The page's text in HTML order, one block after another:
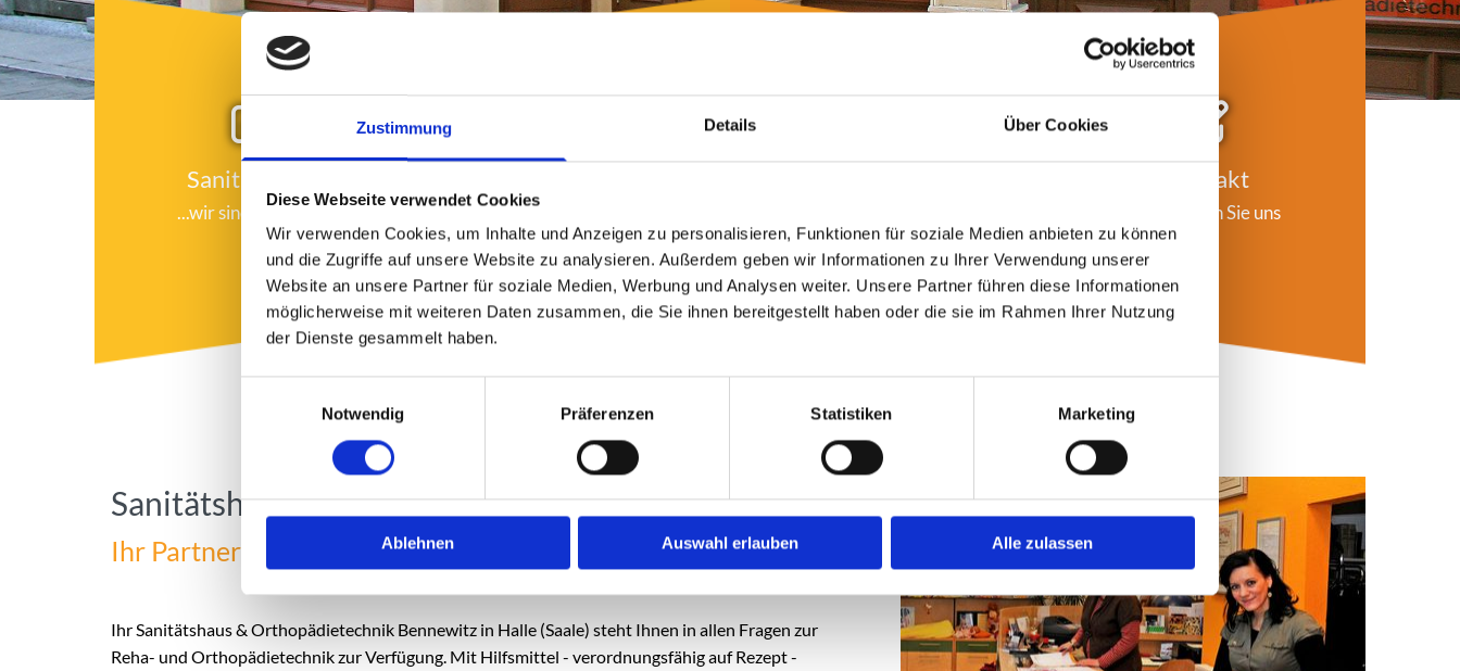
Zustimmung Details Über Cookies
Diese Webseite verwendet Cookies
Wir verwenden Cookies, um Inhalte und Anzeigen zu personalisieren, Funktionen für soziale Medien anbieten zu können
und die Zugriffe auf unsere Website zu analysieren. Außerdem geben wir Informationen zu Ihrer Verwendung unserer
Website an unsere Partner für soziale Medien, Werbung und Analysen weiter. Unsere Partner führen diese Informationen
möglicherweise mit weiteren Daten zusammen, die Sie ihnen bereitgestellt haben oder die sie im Rahmen Ihrer Nutzung
der Dienste gesammelt haben.
Notwendig
Präferenzen Statistiken Marketing
Ablehnen Auswahl erlauben Alle zulassen

Sanitätshaus
...wir sind für Sie da Hilfsmittel für die Rehabilitation

Kontakt
Hier finden Sie uns
Sanitätshaus & Orthopädietechnik Bennewitz
Ihr Partner in Halle / Saale
Ihr Sa­ni­täts­haus & Or­tho­pä­die­t­ech­nik Ben­ne­witz in Halle (Saale) steht Ihnen in allen Fra­gen zur
Reha- und Or­tho­pä­die­t­ech­nik zur Ver­fü­gung. Mit Hilfs­mit­tel - ver­ord­nungs­fä­hig auf Re­zept -